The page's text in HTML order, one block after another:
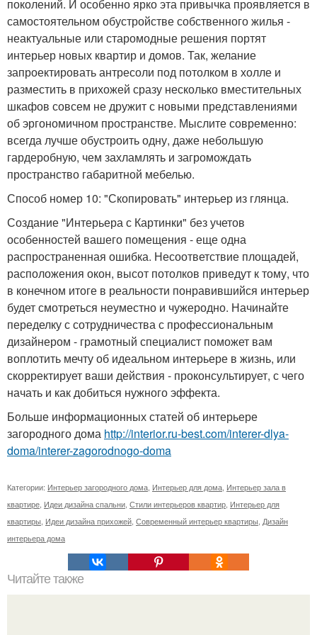
поколений. И особенно ярко эта привычка проявляется в
самостоятельном обустройстве собственного жилья -
неактуальные или старомодные решения портят
интерьер новых квартир и домов. Так, желание
запроектировать антресоли под потолком в холле и
разместить в прихожей сразу несколько вместительных
шкафов совсем не дружит с новыми представлениями
об эргономичном пространстве. Мыслите современно:
всегда лучше обустроить одну, даже небольшую
гардеробную, чем захламлять и загромождать
пространство габаритной мебелью.
Способ номер 10: "Скопировать" интерьер из глянца.
Создание "Интерьера с Картинки" без учетов
особенностей вашего помещения - еще одна
распространенная ошибка. Несоответствие площадей,
расположения окон, высот потолков приведут к тому, что
в конечном итоге в реальности понравившийся интерьер
будет смотреться неуместно и чужеродно. Начинайте
переделку с сотрудничества с профессиональным
дизайнером - грамотный специалист поможет вам
воплотить мечту об идеальном интерьере в жизнь, или
скорректирует ваши действия - проконсультирует, с чего
начать и как добиться нужного эффекта.
Больше информационных статей об интерьере
загородного дома http://interior.ru-best.com/interer-dlya-
doma/interer-zagorodnogo-doma
Категории: Интерьер загородного дома, Интерьер для дома, Интерьер зала в
квартире, Идеи дизайна спальни, Стили интерьеров квартир, Интерьер для
квартиры, Идеи дизайна прихожей, Современный интерьер квартиры, Дизайн
интерьера дома
Читайте также